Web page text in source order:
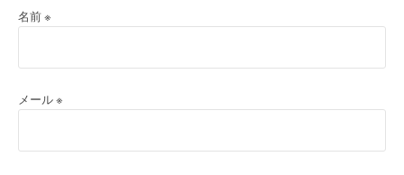
名前 ※
メール ※